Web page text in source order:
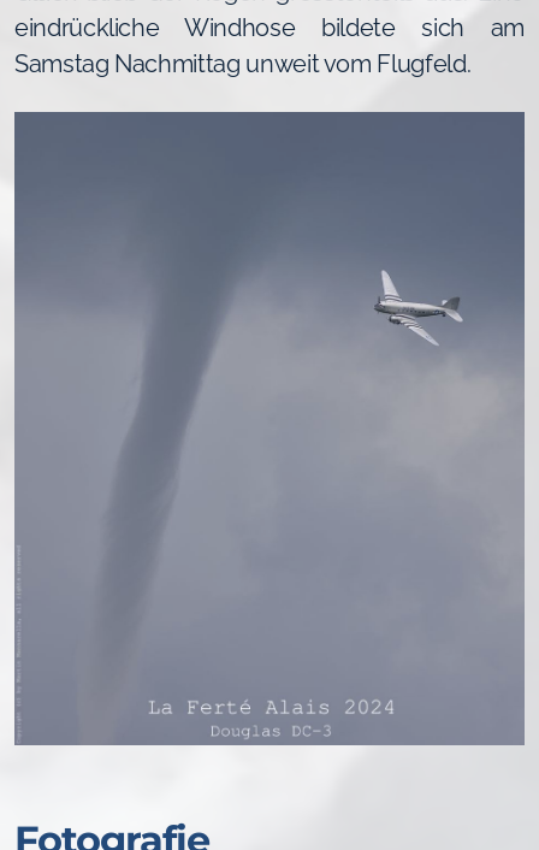
eindrückliche Windhose bildete sich am
Samstag Nachmittag unweit vom Flugfeld.
Fotografie